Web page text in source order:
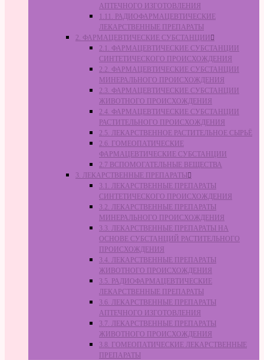
АПТЕЧНОГО ИЗГОТОВЛЕНИЯ
1.11. РАДИОФАРМАЦЕВТИЧЕСКИЕ
ЛЕКАРСТВЕННЫЕ ПРЕПАРАТЫ
2. ФАРМАЦЕВТИЧЕСКИЕ СУБСТАНЦИИ
2.1. ФАРМАЦЕВТИЧЕСКИЕ СУБСТАНЦИИ
СИНТЕТИЧЕСКОГО ПРОИСХОЖДЕНИЯ
2.2. ФАРМАЦЕВТИЧЕСКИЕ СУБСТАНЦИИ
МИНЕРАЛЬНОГО ПРОИСХОЖДЕНИЯ
2.3. ФАРМАЦЕВТИЧЕСКИЕ СУБСТАНЦИИ
ЖИВОТНОГО ПРОИСХОЖДЕНИЯ
2.4. ФАРМАЦЕВТИЧЕСКИЕ СУБСТАНЦИИ
РАСТИТЕЛЬНОГО ПРОИСХОЖДЕНИЯ
2.5. ЛЕКАРСТВЕННОЕ РАСТИТЕЛЬНОЕ СЫРЬЁ
2.6. ГОМЕОПАТИЧЕСКИЕ
ФАРМАЦЕВТИЧЕСКИЕ СУБСТАНЦИИ
2.7 ВСПОМОГАТЕЛЬНЫЕ ВЕЩЕСТВА
3. ЛЕКАРСТВЕННЫЕ ПРЕПАРАТЫ
3.1. ЛЕКАРСТВЕННЫЕ ПРЕПАРАТЫ
СИНТЕТИЧЕСКОГО ПРОИСХОЖДЕНИЯ
3.2. ЛЕКАРСТВЕННЫЕ ПРЕПАРАТЫ
МИНЕРАЛЬНОГО ПРОИСХОЖДЕНИЯ
3.3. ЛЕКАРСТВЕННЫЕ ПРЕПАРАТЫ НА
ОСНОВЕ СУБСТАНЦИЙ РАСТИТЕЛЬНОГО
ПРОИСХОЖДЕНИЯ
3.4. ЛЕКАРСТВЕННЫЕ ПРЕПАРАТЫ
ЖИВОТНОГО ПРОИСХОЖДЕНИЯ
3.5. РАДИОФАРМАЦЕВТИЧЕСКИЕ
ЛЕКАРСТВЕННЫЕ ПРЕПАРАТЫ
3.6. ЛЕКАРСТВЕННЫЕ ПРЕПАРАТЫ
АПТЕЧНОГО ИЗГОТОВЛЕНИЯ
3.7. ЛЕКАРСТВЕННЫЕ ПРЕПАРАТЫ
ЖИВОТНОГО ПРОИСХОЖДЕНИЯ
3.8. ГОМЕОПАТИЧЕСКИЕ ЛЕКАРСТВЕННЫЕ
ПРЕПАРАТЫ